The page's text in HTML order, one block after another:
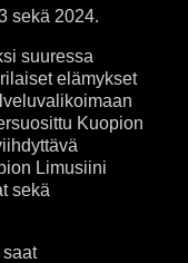
sekä 2024.
suuressa
elämykset
Kuopion
Limusiini
sekä